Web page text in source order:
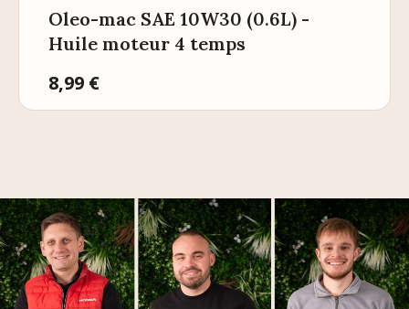
Oleo-mac SAE 10W30 (0.6L) -
Huile moteur 4 temps
Prix
8,99 €